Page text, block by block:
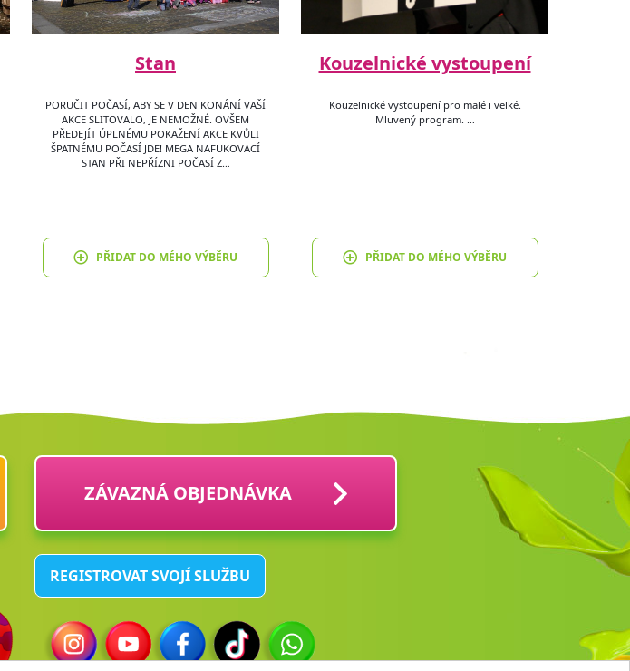
Stan
PORUČIT POČASÍ, ABY SE V DEN KONÁNÍ VAŠÍ
AKCE SLITOVALO, JE NEMOŽNÉ. OVŠEM
PŘEDEJÍT ÚPLNÉMU POKAŽENÍ AKCE KVŮLI
ŠPATNÉMU POČASÍ JDE! MEGA NAFUKOVACÍ
STAN PŘI NEPŘÍZNI POČASÍ Z…
PŘIDAT DO MÉHO VÝBĚRU
Kouzelnické vystoupení
Kouzelnické vystoupení pro malé i velké.
Mluvený program. …
PŘIDAT DO MÉHO VÝBĚRU
ZÁVAZNÁ OBJEDNÁVKA
REGISTROVAT SVOJÍ SLUŽBU